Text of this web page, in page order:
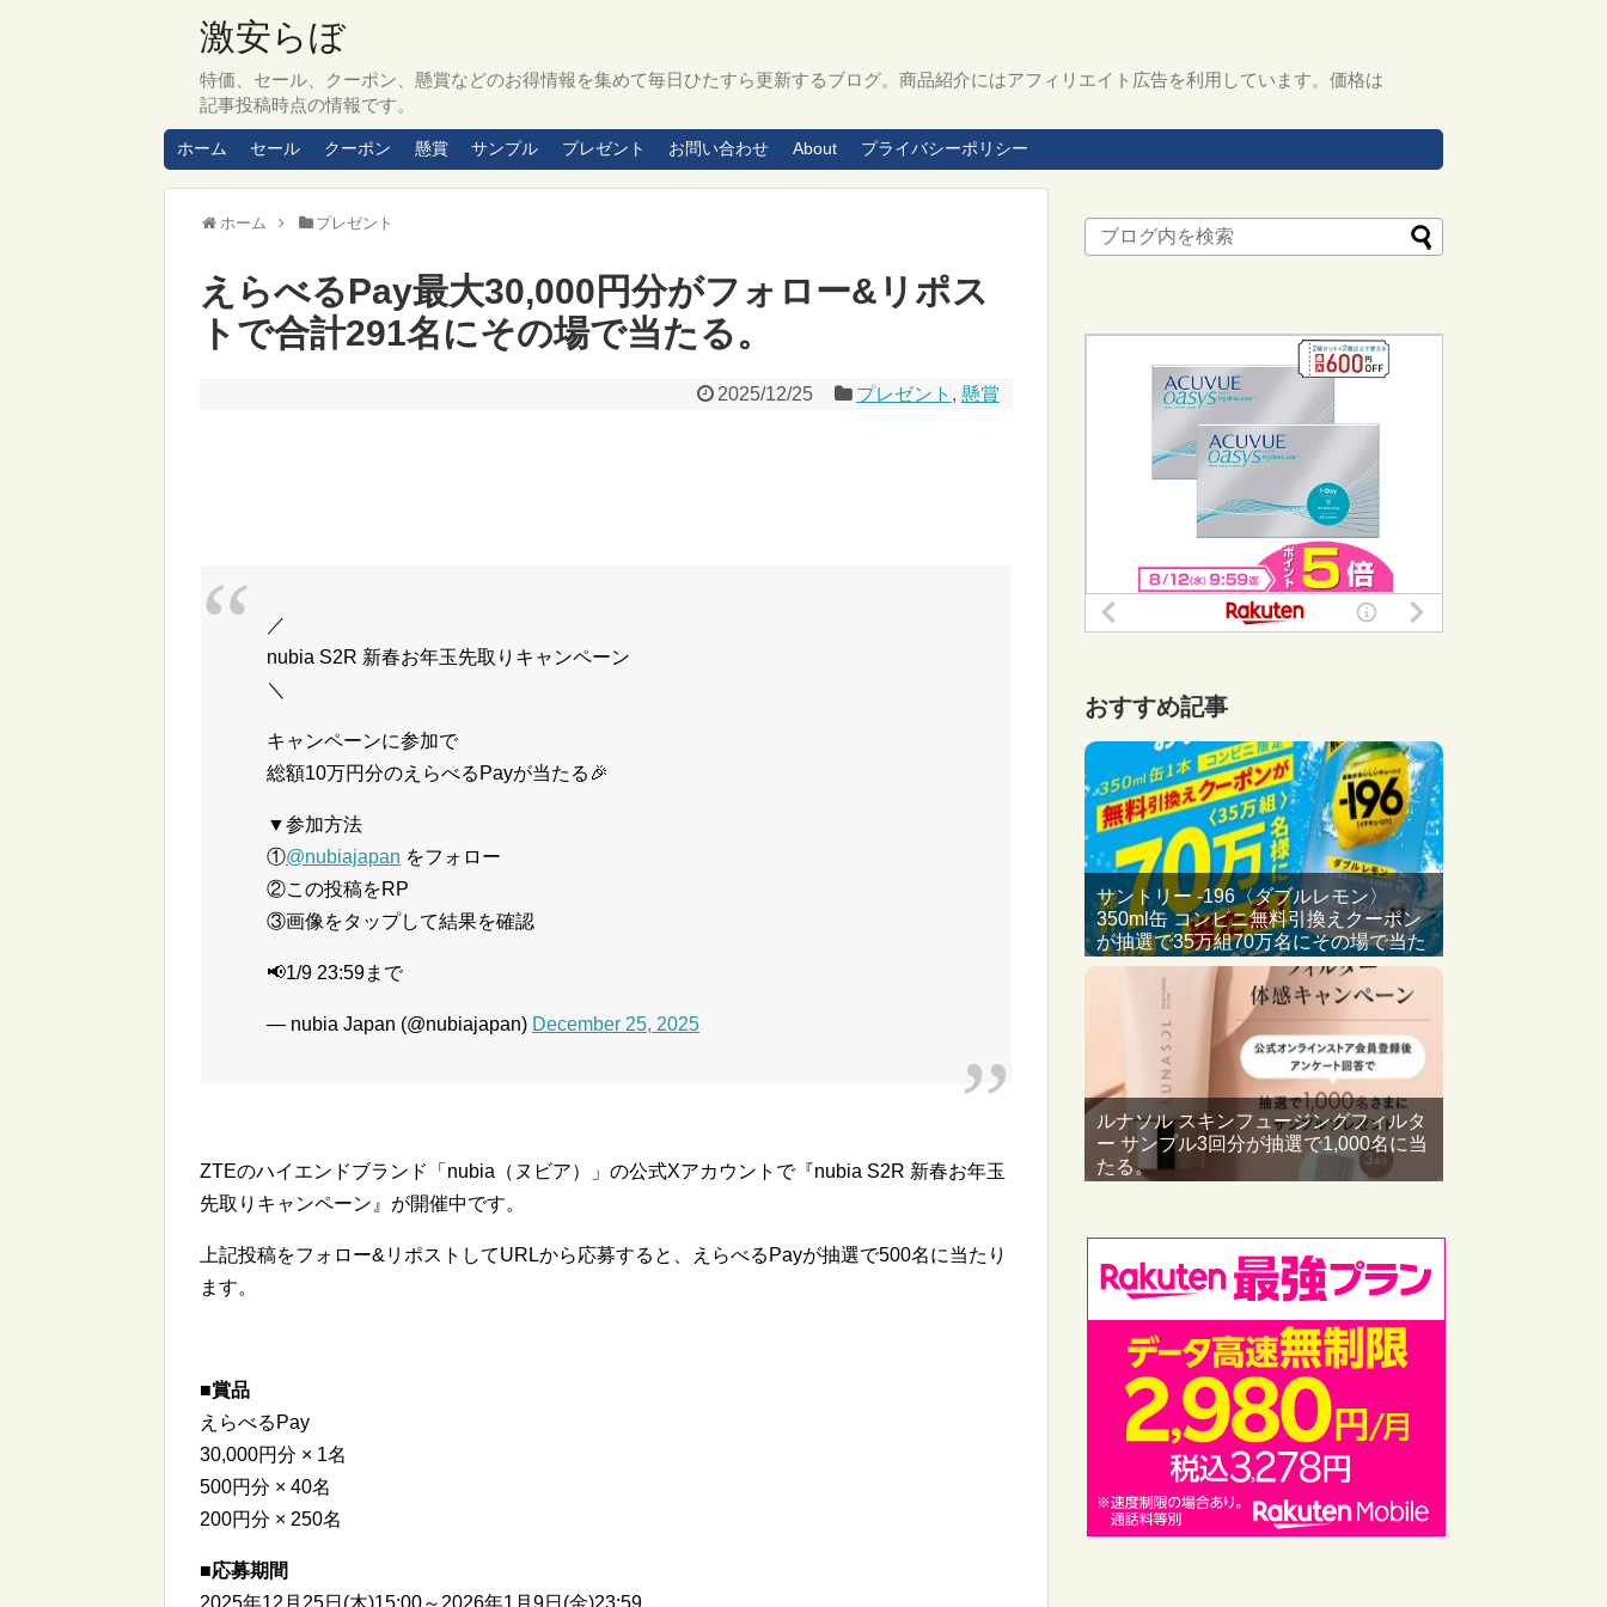
激安らぼ
特価、セール、クーポン、懸賞などのお得情報を集めて毎日ひたすら更新するブログ。商品紹介にはアフィリエイト広告を利用しています。価格は
記事投稿時点の情報です。
ホーム セール クーポン 懸賞 サンプル プレゼント お問い合わせ About プライバシーポリシー
ホーム プレゼント
えらべるPay最大30,000円分がフォロー&リポス
トで合計291名にその場で当たる。
2025/12/25 プレゼント , 懸賞
／
nubia S2R 新春お年玉先取りキャンペーン
＼
キャンペーンに参加で
総額10万円分のえらべるPayが当たる🎉
▼参加方法
①@nubiajapan をフォロー
②この投稿をRP
③画像をタップして結果を確認
📢1/9 23:59まで
— nubia Japan (@nubiajapan) December 25, 2025
ZTEのハイエンドブランド「nubia（ヌビア）」の公式Xアカウントで『nubia S2R 新春お年玉
先取りキャンペーン』が開催中です。
上記投稿をフォロー&リポストしてURLから応募すると、えらべるPayが抽選で500名に当たり
ます。
■賞品
えらべるPay
30,000円分 × 1名
500円分 × 40名
200円分 × 250名
■応募期間
2025年12月25日(木)15:00～2026年1月9日(金)23:59
おすすめ記事
サントリー -196〈ダブルレモン〉
350ml缶 コンビニ無料引換えクーポン
が抽選で35万組70万名にその場で当た
る。
ルナソル スキンフュージングフィルタ
ー サンプル3回分が抽選で1,000名に当
たる。